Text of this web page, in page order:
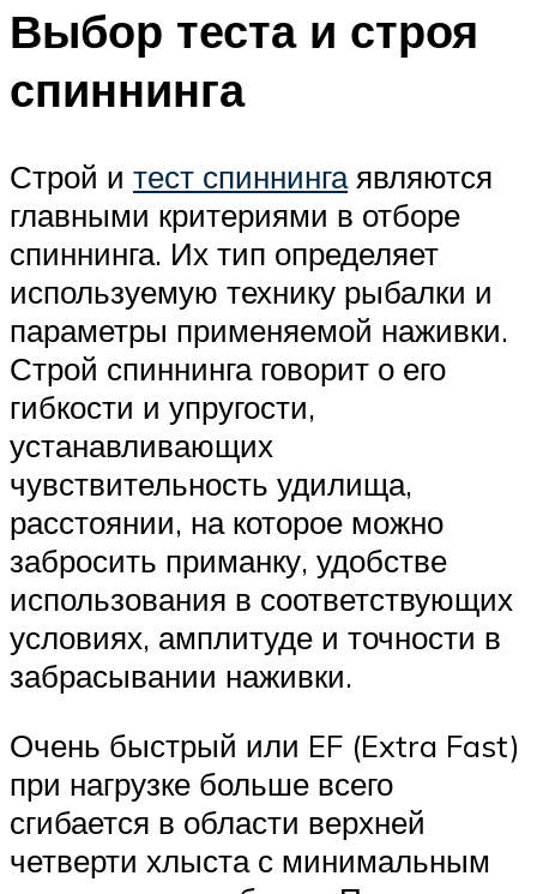
Выбор теста и строя
спиннинга
Строй и тест спиннингаявляются
главными критериями в отборе
спиннинга. Их тип определяет
используемую технику рыбалки и
параметры применяемой наживки.
Строй спиннинга говорит о его
гибкости и упругости,
устанавливающих
чувствительность удилища,
расстоянии, на которое можно
забросить приманку, удобстве
использования в соответствующих
условиях, амплитуде и точности в
забрасывании наживки.
Очень быстрый или EF (Extra Fast)
при нагрузке больше всего
сгибается в области верхней
четверти хлыста с минимальным